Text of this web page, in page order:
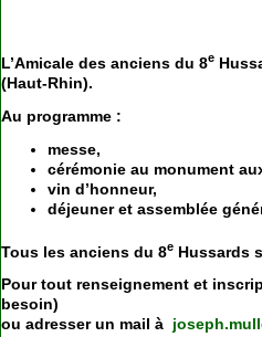
L’Amicale des anciens du 8e
(Haut-Rhin).
Au programme :
messe,
cérémonie au monument
vin d’honneur,
déjeuner et assemblée
Tous les anciens du 8eHussards
Pour tout renseignement et
besoin)
ou adresser un mail à